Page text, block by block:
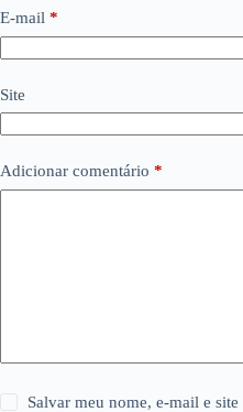
E-mail *
Site
Adicionar comentário *
Salvar meu nome, e-mail e